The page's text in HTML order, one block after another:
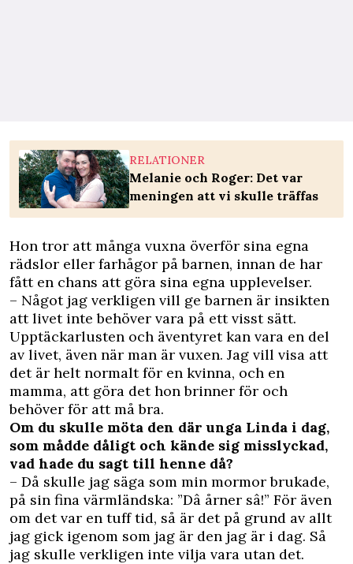
RELATIONER
Melanie och Roger: Det var
meningen att vi skulle träffas
Hon tror att många vuxna överför sina egna
rädslor eller farhågor på barnen, innan de har
fått en chans att göra sina egna upplevelser.
– Något jag verkligen vill ge barnen är insikten
att livet inte behöver vara på ett visst sätt.
Upptäckarlusten och äventyret kan vara en del
av livet, även när man är vuxen. Jag vill visa att
det är helt normalt för en kvinna, och en
mamma, att göra det hon brinner för och
behöver för att må bra.
Om du skulle möta den där unga Linda i dag,
som mådde dåligt och kände sig misslyckad,
vad hade du sagt till henne då?
– Då skulle jag säga som min mormor brukade,
på sin fina värmländska: ”Dâ årner sâ!” För även
om det var en tuff tid, så är det på grund av allt
jag gick igenom som jag är den jag är i dag. Så
jag skulle verkligen inte vilja vara utan det.